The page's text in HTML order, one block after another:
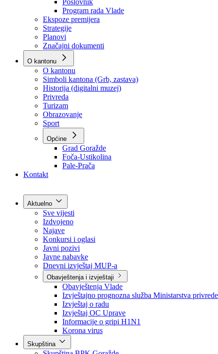
*Poslanička pitanja
Vlada
Poslovnik
Program rada Vlade
Ekspoze premijera
Strategije
Planovi
Značajni dokumenti
O kantonu
O kantonu
Simboli kantona (Grb, zastava)
Historija (digitalni muzej)
Privreda
Turizam
Obrazovanje
Sport
Općine
Kontakt
Aktuelno
Sve vijesti
Izdvojeno
Najave
Konkursi i oglasi
Javni pozivi
Javne nabavke
Dnevni izvještaj MUP-a
Obavještenja i izvještaji
Obavještenja Vlade
Izvještajno prognozna služba Ministarstva privrede
Izvještaj o radu
Izvještaj OC Uprave
Informacije o gripi H1N1